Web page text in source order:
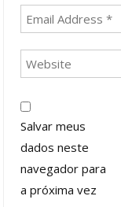
Salvar meus
dados neste
navegador para
a próxima vez